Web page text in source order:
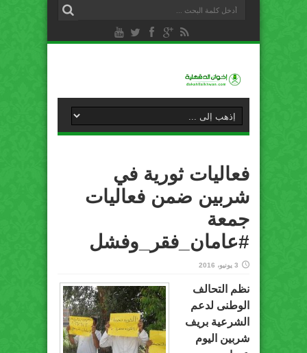
فعاليات ثورية في
شربين ضمن فعاليات
جمعة
#عامان_فقر_وفشل
3 يونيو، 2016
نظم التحالف
الوطنى لدعم
الشرعية ب‏ريف
شربين‬ اليوم